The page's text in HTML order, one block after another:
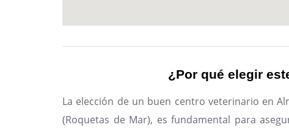
¿Por qué elegir
La elección de un buen centro veterinario en
(Roquetas de Mar), es fundamental para